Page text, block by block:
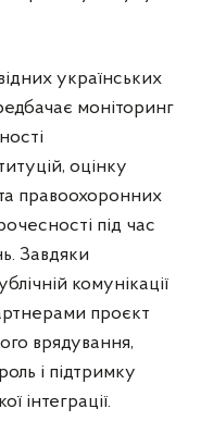
українських
моніторинг
оцінку
правоохоронних
під час
Завдяки
комунікації
проєкт
врядування,
і підтримку
інтеграції.